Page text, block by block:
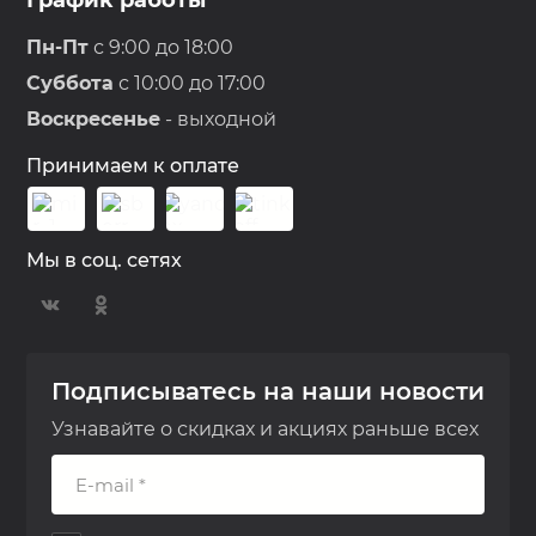
Пн-Пт с 9:00 до 18:00
Суббота с 10:00 до 17:00
Воскресенье - выходной
Принимаем к оплате
Мы в соц. сетях
Подписыватесь на наши новости
Узнавайте о скидках и акциях раньше всех